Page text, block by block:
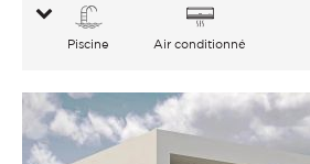
Piscine Air conditionné